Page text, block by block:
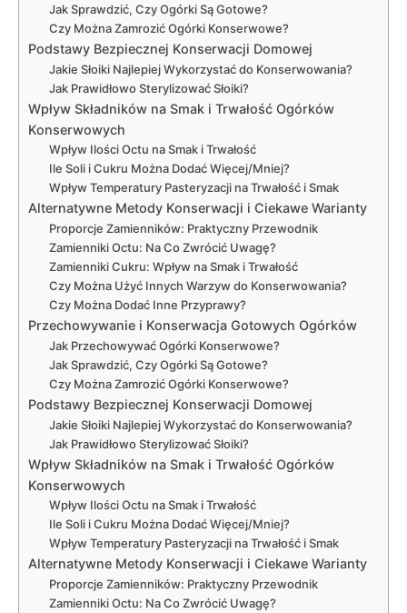
Jak Sprawdzić, Czy Ogórki Są Gotowe?
Czy Można Zamrozić Ogórki Konserwowe?
Podstawy Bezpiecznej Konserwacji Domowej
Jakie Słoiki Najlepiej Wykorzystać do Konserwowania?
Jak Prawidłowo Sterylizować Słoiki?
Wpływ Składników na Smak i Trwałość Ogórków
Konserwowych
Wpływ Ilości Octu na Smak i Trwałość
Ile Soli i Cukru Można Dodać Więcej/Mniej?
Wpływ Temperatury Pasteryzacji na Trwałość i Smak
Alternatywne Metody Konserwacji i Ciekawe Warianty
Proporcje Zamienników: Praktyczny Przewodnik
Zamienniki Octu: Na Co Zwrócić Uwagę?
Zamienniki Cukru: Wpływ na Smak i Trwałość
Czy Można Użyć Innych Warzyw do Konserwowania?
Czy Można Dodać Inne Przyprawy?
Przechowywanie i Konserwacja Gotowych Ogórków
Jak Przechowywać Ogórki Konserwowe?
Jak Sprawdzić, Czy Ogórki Są Gotowe?
Czy Można Zamrozić Ogórki Konserwowe?
Podstawy Bezpiecznej Konserwacji Domowej
Jakie Słoiki Najlepiej Wykorzystać do Konserwowania?
Jak Prawidłowo Sterylizować Słoiki?
Wpływ Składników na Smak i Trwałość Ogórków
Konserwowych
Wpływ Ilości Octu na Smak i Trwałość
Ile Soli i Cukru Można Dodać Więcej/Mniej?
Wpływ Temperatury Pasteryzacji na Trwałość i Smak
Alternatywne Metody Konserwacji i Ciekawe Warianty
Proporcje Zamienników: Praktyczny Przewodnik
Zamienniki Octu: Na Co Zwrócić Uwagę?